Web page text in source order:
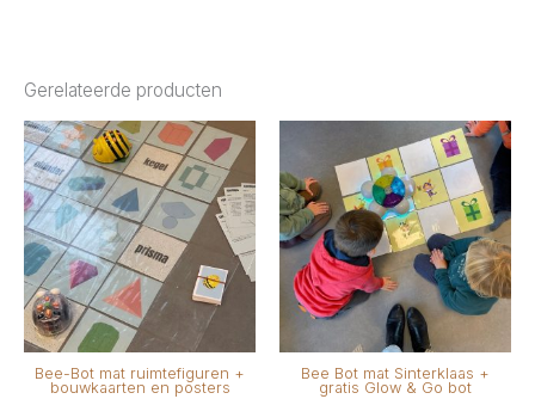
Gerelateerde producten
Bee-Bot mat ruimtefiguren +
bouwkaarten en posters
Bee Bot mat Sinterklaas +
gratis Glow & Go bot